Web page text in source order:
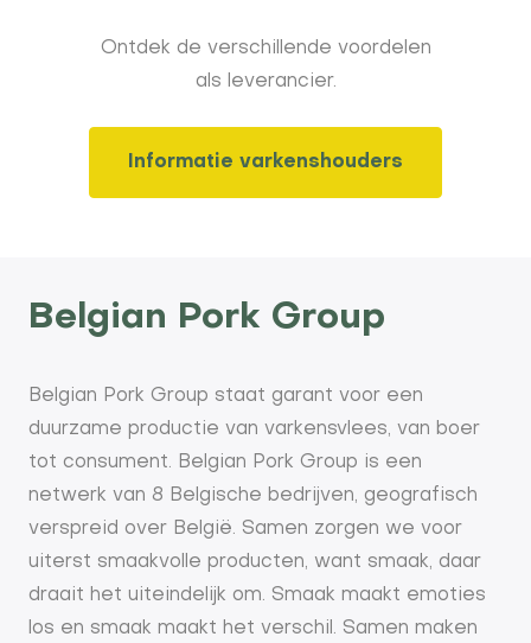
Ontdek de verschillende voordelen
als leverancier.
Informatie varkenshouders
Belgian Pork Group
Belgian Pork Group staat garant voor een
duurzame productie van varkensvlees, van boer
tot consument. Belgian Pork Group is een
netwerk van 8 Belgische bedrijven, geografisch
verspreid over België. Samen zorgen we voor
uiterst smaakvolle producten, want smaak, daar
draait het uiteindelijk om. Smaak maakt emoties
los en smaak maakt het verschil. Samen maken